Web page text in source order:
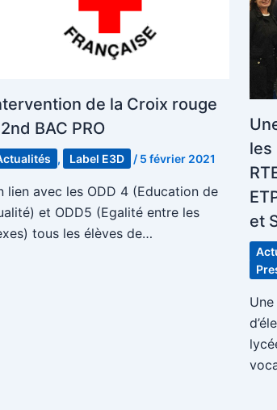
de la Croix rouge
BAC PRO
, Label E3D / 5 février 2021
lien avec les ODD 4 (Education de
et ODD5 (Egalité entre les
tous les élèves de…
les
et